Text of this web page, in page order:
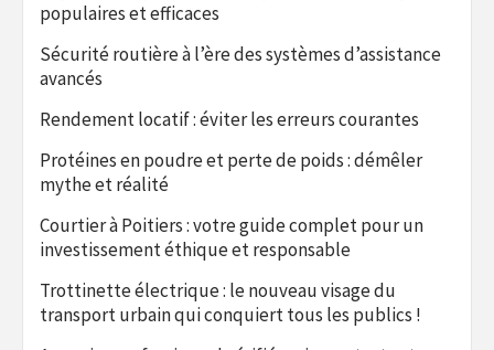
populaires et efficaces
Sécurité routière à l’ère des systèmes d’assistance
avancés
Rendement locatif : éviter les erreurs courantes
Protéines en poudre et perte de poids : démêler
mythe et réalité
Courtier à Poitiers : votre guide complet pour un
investissement éthique et responsable
Trottinette électrique : le nouveau visage du
transport urbain qui conquiert tous les publics !